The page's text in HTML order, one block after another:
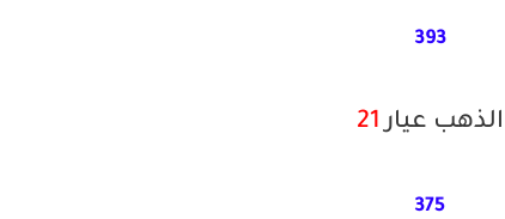
393
الذهب عيار21
375